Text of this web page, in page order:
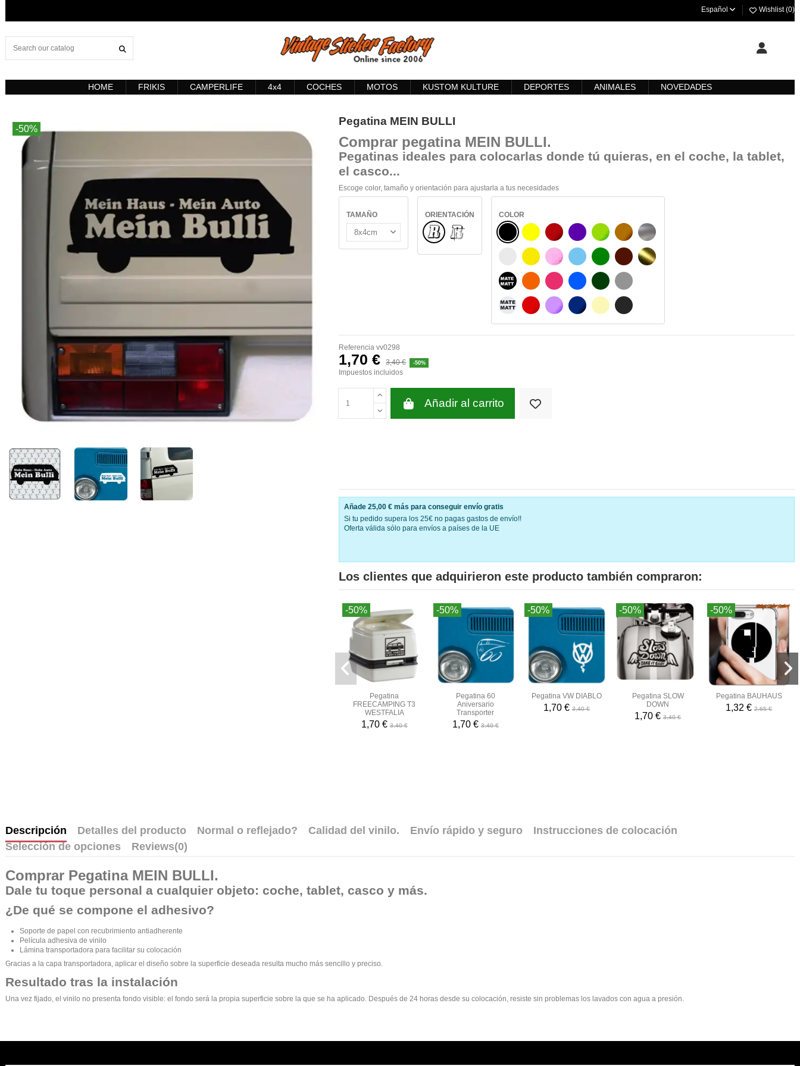
Español Wishlist (0)
HOME FRIKIS CAMPERLIFE 4x4 COCHES MOTOS KUSTOM KULTURE DEPORTES ANIMALES NOVEDADES
-50%
Pegatina MEIN BULLI
Comprar pegatina MEIN BULLI.
Pegatinas ideales para colocarlas donde tú quieras, en el coche, la tablet,
el casco...
Escoge color, tamaño y orientación para ajustarla a tus necesidades
TAMAÑO
ORIENTACIÓN
NormalINTERIOR CRISTAL
COLOR
NEGRO
BLANCO
NEGRO MATE
BLANCO MATE
AMARILLO
AMARILLO SENAL
NARANJA
ROJO
BURDEOS
ROSA
FUCSIA
LILA
MORADO
AZUL CIELO
AZUL
AZUL MARINO
VERDE CLARO
VERDE
VERDE OSCURO
BEIGE
AVELLANA
CHOCOLATE
GRIS
GRIS OSCURO
PLATA
ORO
Referencia vv0298
1,70 € 3,40 € -50%
Impuestos incluidos
Añadir al carrito
Añade 25,00 € más para conseguir envío gratis
Si tu pedido supera los 25€ no pagas gastos de envío!!
Oferta válida sólo para envíos a países de la UE
Los clientes que adquirieron este producto también compraron:
-50%
Pegatina
FREECAMPING T3
WESTFALIA
1,70 €3,40 €
-50%
Pegatina 60
Aniversario
Transporter
1,70 €3,40 €
-50%
Pegatina VW DIABLO
1,70 € 3,40 €
-50%
Pegatina SLOW
DOWN
1,70 €3,40 €
-50%
Pegatina BAUHAUS
1,32 €2,65 €
Descripción Detalles del producto Normal o reflejado? Calidad del vinilo. Envío rápido y seguro
Instrucciones de colocación
Selección de opciones
Reviews(0)
Comprar Pegatina MEIN BULLI.
Dale tu toque personal a cualquier objeto: coche, tablet, casco y más.
¿De qué se compone el adhesivo?
Soporte de papel con recubrimiento antiadherente
Película adhesiva de vinilo
Lámina transportadora para facilitar su colocación
Gracias a la capa transportadora, aplicar el diseño sobre la superficie deseada resulta mucho más sencillo y preciso.
Resultado tras la instalación
Una vez fijado, el vinilo no presenta fondo visible: el fondo será la propia superficie sobre la que se ha aplicado. Después de 24 horas desde su colocación, resiste sin problemas los lavados con agua a presión.